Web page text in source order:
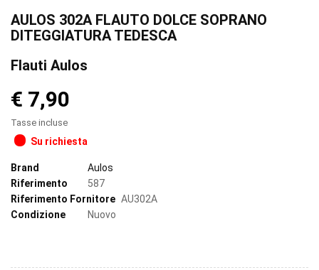
AULOS 302A FLAUTO DOLCE SOPRANO
DITEGGIATURA TEDESCA
Flauti Aulos
€ 7,90
Tasse incluse
Su richiesta
Brand
Aulos
Riferimento
587
Riferimento Fornitore AU302A
Condizione
Nuovo